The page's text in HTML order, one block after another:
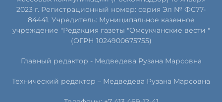
2023 г. Регистрационный номер: серия Эл № ФС77-
84441. Учредитель: Муниципальное казенное
учреждение "Редакция газеты "Омсукчанские вести "
(ОГРН 1024900675755)
Главный редактор - Медведева Рузана Марсовна
Технический редактор – Медведева Рузана Марсовна